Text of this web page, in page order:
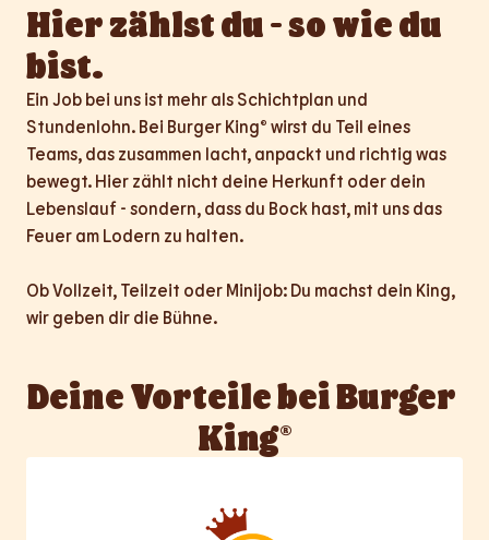
Hier zählst du - so wie du
bist.
Ein Job bei uns ist mehr als Schichtplan und
Stundenlohn. Bei Burger King® wirst du Teil eines
Teams, das zusammen lacht, anpackt und richtig was
bewegt. Hier zählt nicht deine Herkunft oder dein
Lebenslauf - sondern, dass du Bock hast, mit uns das
Feuer am Lodern zu halten.
Ob Vollzeit, Teilzeit oder Minijob: Du machst dein King,
wir geben dir die Bühne.
Deine Vorteile bei Burger
King®